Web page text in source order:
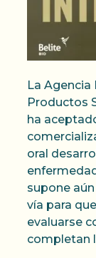
La
Productos
ha
oral
supone
vía para
evaluarse
completan